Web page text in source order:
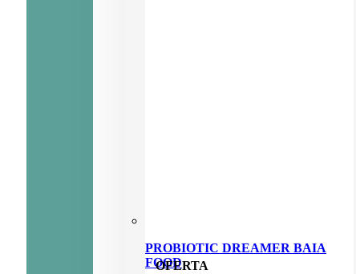
OFERTA
PROBIOTIC DREAMER BAIA
FOOD